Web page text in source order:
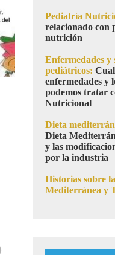
Pediatría
relacionado con
nutrición
Enfermedades y
pediátricos:
enfermedades y
podemos tratar
Nutricional
Dieta
Dieta
y las
por la industria
Historias sobre
Mediterránea y